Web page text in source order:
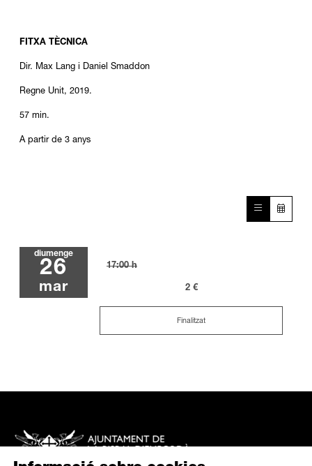
FITXA TÈCNICA
Dir. Max Lang i Daniel Smaddon
Regne Unit, 2019.
57 min.
A partir de 3 anys
diumenge
26
mar
17:00 h
2 €
Finalitzat